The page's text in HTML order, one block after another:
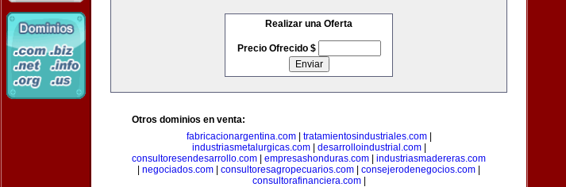
Realizar una Oferta
Precio Ofrecido $
Otros dominios en venta:
fabricacionargentina.com| tratamientosindustriales.com|
industriasmetalurgicas.com| desarrolloindustrial.com|
consultoresendesarrollo.com
empresashonduras.com
industriasmadereras.com
negociados.com consultoresagropecuarios.com consejerodenegocios.com
consultorafinanciera.com|